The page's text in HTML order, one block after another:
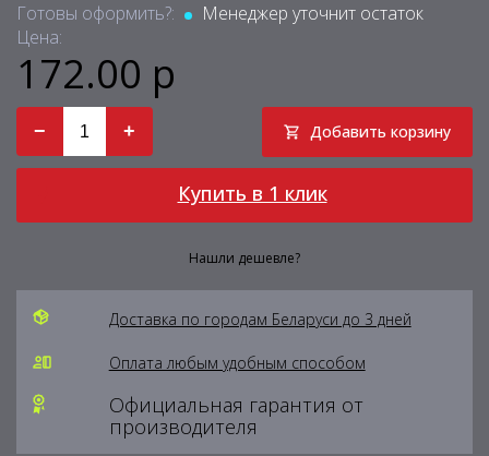
Готовы оформить?:
Менеджер уточнит остаток
Цена:
172.00 р
− + Добавить корзину
Купить в 1 клик
Нашли дешевле?
Доставка по городам Беларуси до 3 дней
Оплата любым удобным способом
Официальная гарантия от
производителя